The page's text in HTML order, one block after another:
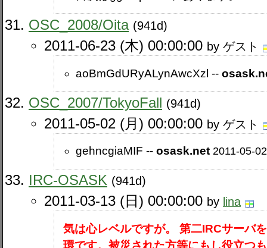
OSC_2008​/Oita (941d)
2011-06-23 (木) 00:00:00 by ゲスト
aoBmGdURyALynAwcXzl --
OSC_2007​/TokyoFall (941d)
2011-05-02 (月) 00:00:00 by ゲスト
gehncgiaMIF --osask.net 2011-05-
IRC-OSASK (941d)
2011-03-13 (日) 00:00:00 by lina
気は心レベルですが。
第二IRCサーバ
環です。被災された方等にもし役立つ